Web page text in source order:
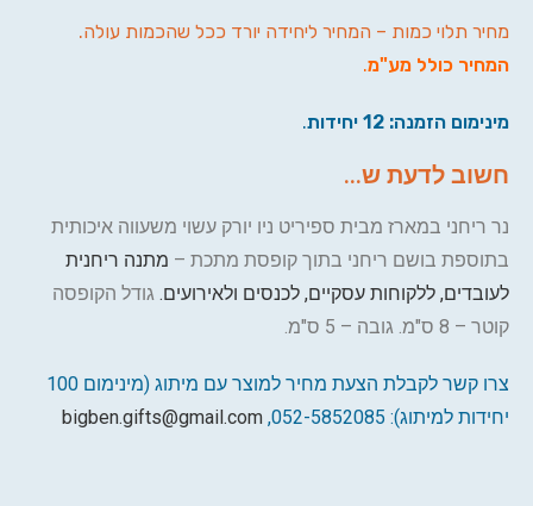
מחיר תלוי כמות – המחיר ליחידה יורד ככל שהכמות עולה.
המחיר כולל מע"מ.
מינימום הזמנה: 12 יחידות .
חשוב לדעת ש...
נר ריחני במארז מבית ספיריט ניו יורק עשוי משעווה איכותית
בתוספת בושם ריחני בתוך קופסת מתכת – מתנה ריחנית
לעובדים, ללקוחות עסקיים, לכנסים ולאירועים. גודל הקופסה
קוטר – 8 ס"מ. גובה – 5 ס"מ.
צרו קשר לקבלת הצעת מחיר למוצר עם מיתוג (מינימום 100
יחידות למיתוג): 052-5852085,
bigben.gifts@gmail.com